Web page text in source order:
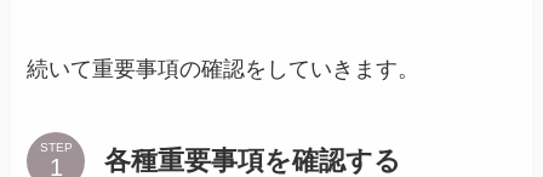
続いて重要事項の確認をしていきます。
STEP 各種重要事項を確認する